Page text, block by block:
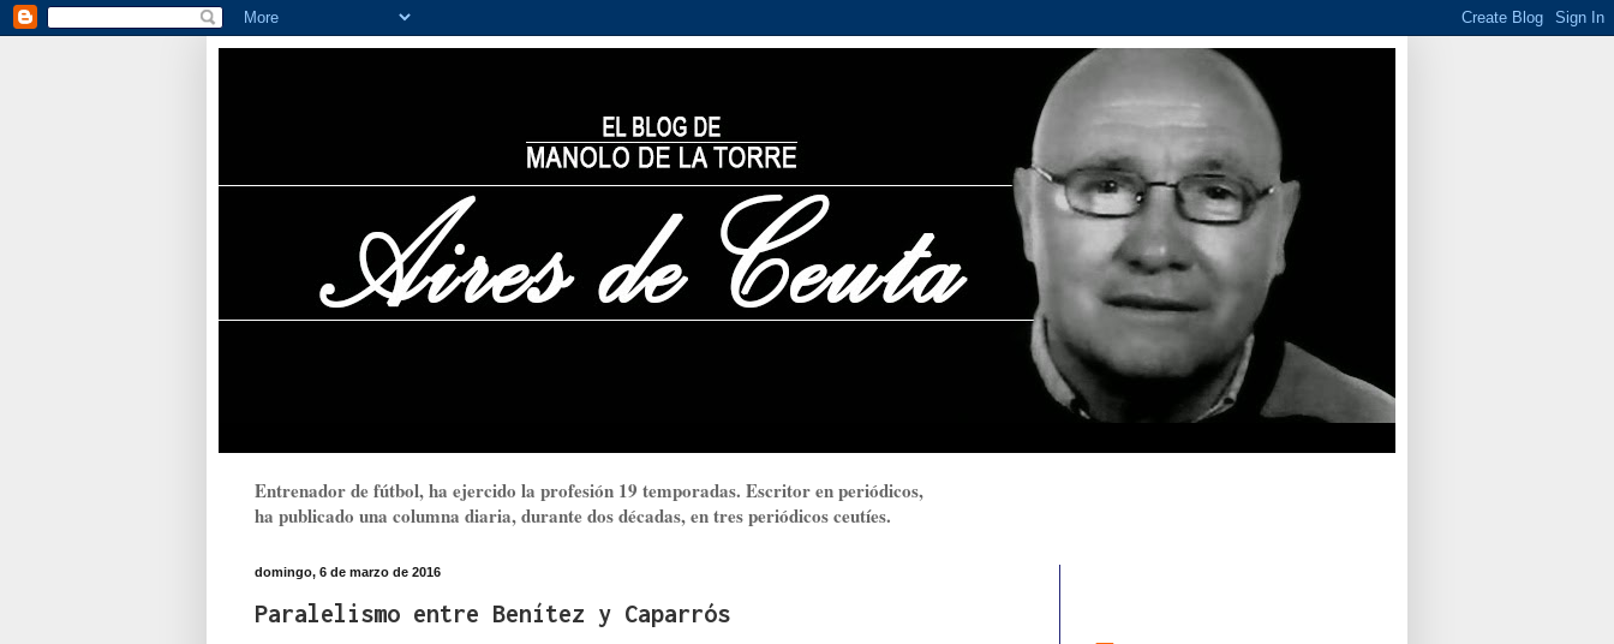
Entrenador de fútbol, ha ejercido la profesión 19 temporadas. Escritor en periódicos,
ha publicado una columna diaria, durante dos décadas, en tres periódicos ceutíes.
domingo, 6 de marzo de 2016
Paralelismo entre Benítez y Caparrós